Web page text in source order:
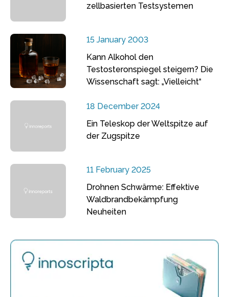
zellbasierten Testsystemen
15 January 2003
Kann Alkohol den
Testosteronspiegel steigern? Die
Wissenschaft sagt: „Vielleicht“
18 December 2024
Ein Teleskop der Weltspitze auf
der Zugspitze
11 February 2025
Drohnen Schwärme: Effektive
Waldbrandbekämpfung
Neuheiten